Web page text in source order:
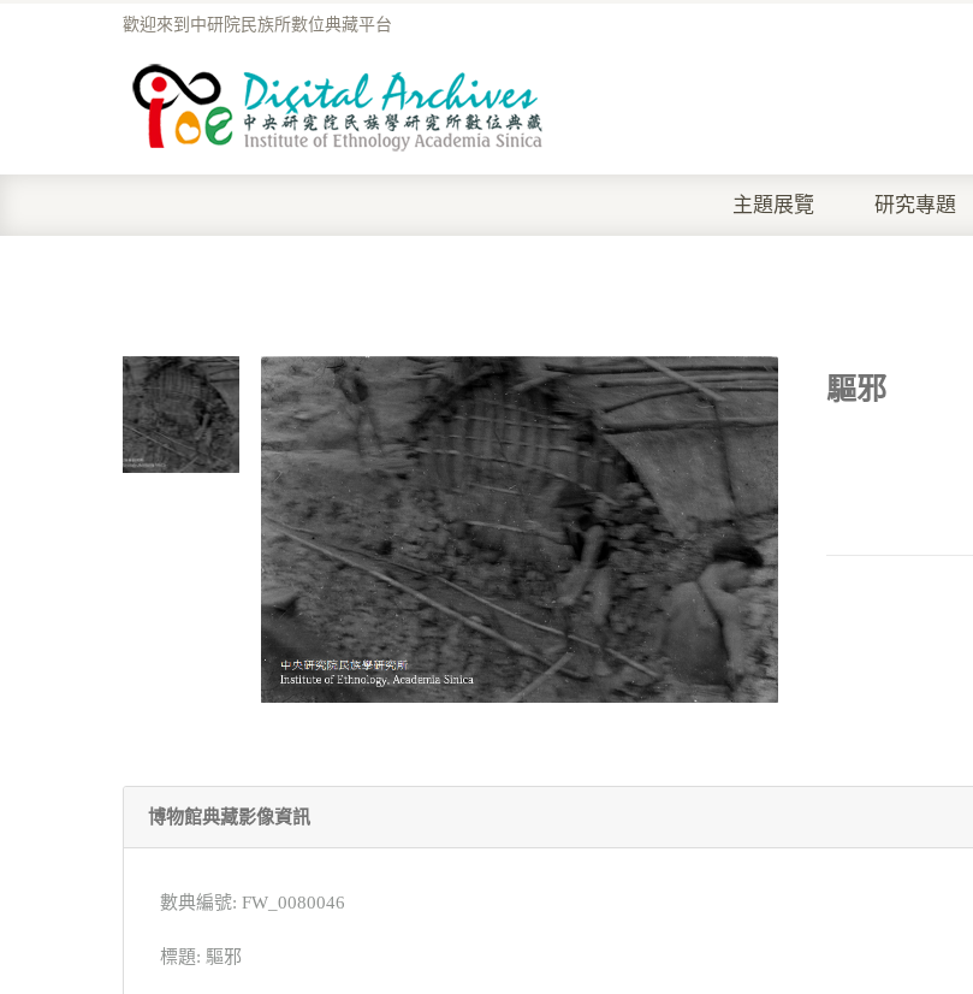
歡迎來到中研院民族所數位典藏平台
主題展覽 研究專題
驅邪
博物館典藏影像資訊
數典編號: FW_0080046
標題: 驅邪